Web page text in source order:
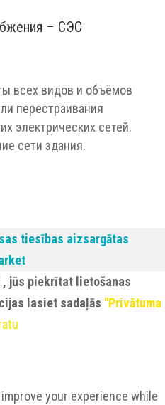
– СЭС
всех видов и объёмов
перестраивания
электрических сетей.
сети здания.
tiesības aizsargātas
jūs piekrītat lietošanas
lasiet sadaļās "Privātuma
your experience while